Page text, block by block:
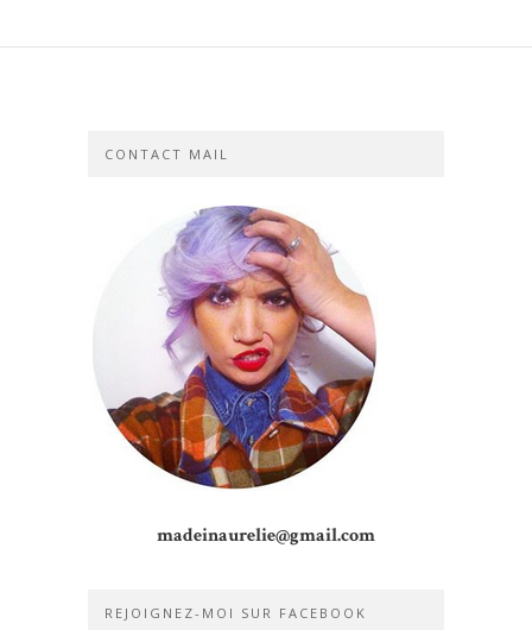
CONTACT MAIL
madeinaurelie@gmail.com
REJOIGNEZ-MOI SUR FACEBOOK